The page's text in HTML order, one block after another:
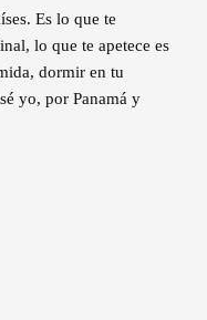
Es lo que te
lo que te apetece es
dormir en tu
yo, por Panamá y